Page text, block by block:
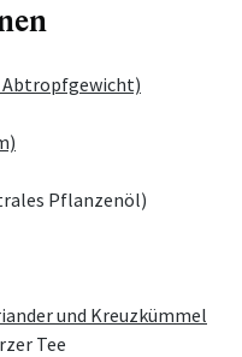
Abtropfgewicht)
Pflanzenöl)
und Kreuzkümmel
Tee